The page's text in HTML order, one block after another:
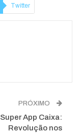
Twitter
PRÓXIMO
Super App Caixa:
Revolução nos